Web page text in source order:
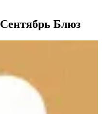
Блюз